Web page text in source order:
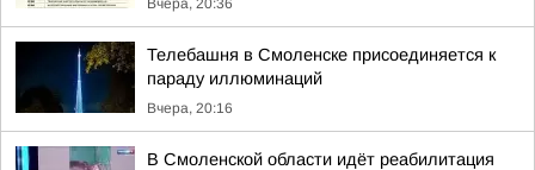
Вчера, 20:36
Телебашня в Смоленске присоединяется к
параду иллюминаций
Вчера, 20:16
В Смоленской области идёт реабилитация